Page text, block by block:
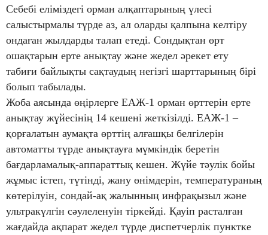
Себебі еліміздегі орман алқаптарының үлесі
салыстырмалы түрде аз, ал оларды қалпына келтіру
ондаған жылдарды талап етеді. Сондықтан өрт
ошақтарын ерте анықтау және жедел әрекет ету
табиғи байлықты сақтаудың негізгі шарттарының бірі
болып табылады.
Жоба аясында өңірлерге ЕАЖ-1 орман өрттерін ерте
анықтау жүйесінің 14 кешені жеткізілді. ЕАЖ-1 –
қорғалатын аумақта өрттің алғашқы белгілерін
автоматты түрде анықтауға мүмкіндік беретін
бағдарламалық-аппараттық кешен. Жүйе тәулік бойы
жұмыс істеп, түтінді, жану өнімдерін, температураның
көтерілуін, сондай-ақ жалынның инфрақызыл және
ультракүлгін сәулеленуін тіркейді. Қауіп расталған
жағдайда ақпарат жедел түрде диспетчерлік пунктке